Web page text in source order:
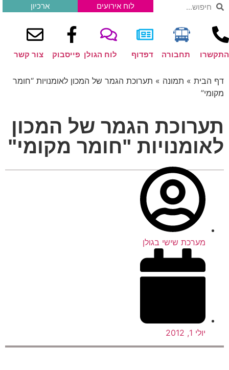
לוח אירועים ארכיון
תחבורה דפדוף לוח הגולן פייסבוק צור קשר
»תמונה»תערוכת הגמר של המכון לאומנויות “חומר
הגמר של המכון
"חומר מקומי"
מערכת שישי בגולן